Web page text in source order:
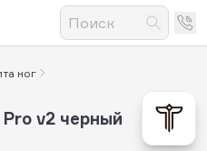
ног
v2 черный